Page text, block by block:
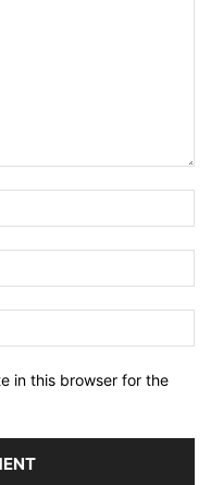
in this browser for the